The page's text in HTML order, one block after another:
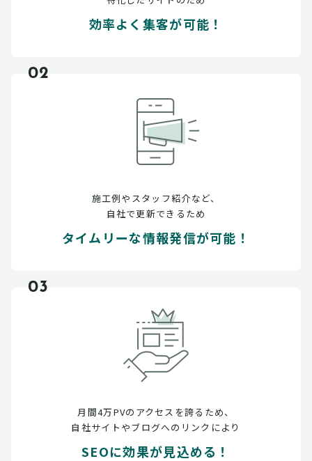
効率よく集客が可能！
02
施工例やスタッフ紹介など、
自社で更新できるため
タイムリーな情報発信が可能！
03
月間4万PVのアクセスを誇るため、
自社サイトやブログへのリンクにより
SEOに効果が見込める！